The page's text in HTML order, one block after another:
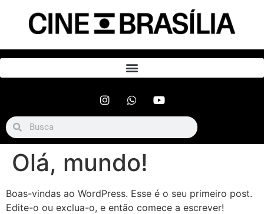
Olá, mundo!
Boas-vindas ao WordPress. Esse é o seu primeiro post.
Edite-o ou exclua-o, e então comece a escrever!